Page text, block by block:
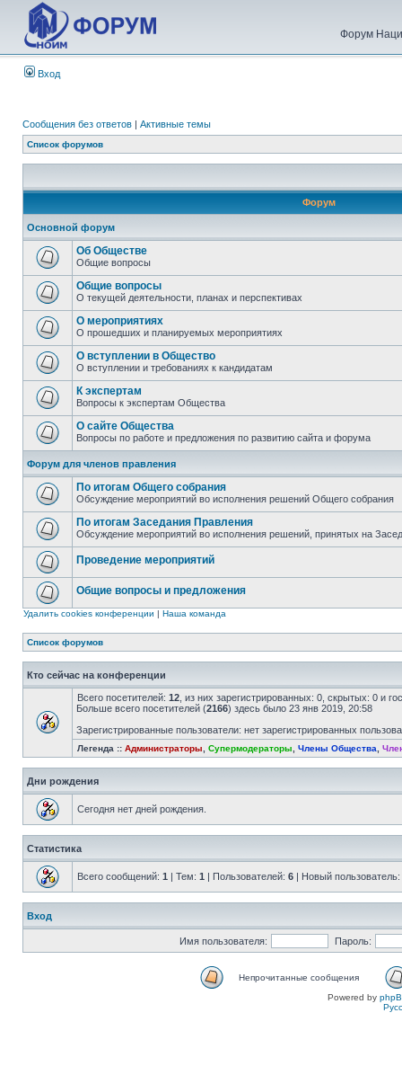
Форум
Вход
Сообщения без ответов | Активные темы
Список форумов
Форум
Основной форум
Об Обществе
Общие вопросы
Общие вопросы
О текущей деятельности, планах и перспективах
О мероприятиях
О прошедших и планируемых мероприятиях
О вступлении в Общество
О вступлении и требованиях к кандидатам
К экспертам
Вопросы к экспертам Общества
О сайте Общества
Вопросы по работе и предложения по развитию сайта и форума
Форум для членов правления
По итогам Общего собрания
Обсуждение мероприятий во исполнения решений Общего собрания
По итогам Заседания Правления
Обсуждение мероприятий во исполнения решений, принятых на
Проведение мероприятий
Общие вопросы и предложения
Удалить cookies конференции | Наша команда
Список форумов
Кто сейчас на конференции
Всего посетителей: 12 , из них зарегистрированных: 0, скрытых: 0 и
Больше всего посетителей (2166) здесь было 23 янв 2019, 20:58
Зарегистрированные пользователи: нет зарегистрированных
Легенда :: Администраторы Супермодераторы Члены Общества
Дни рождения
Сегодня нет дней рождения.
Статистика
Всего сообщений: 1 | Тем: 1 | Пользователей: 6 | Новый пользователь:
Вход
Имя пользователя: Пароль:
Непрочитанные сообщения
Powered by